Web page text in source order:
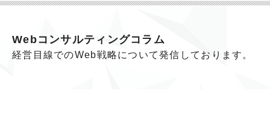
Webコンサルティングコラム
経営目線でのWeb戦略について発信しております。